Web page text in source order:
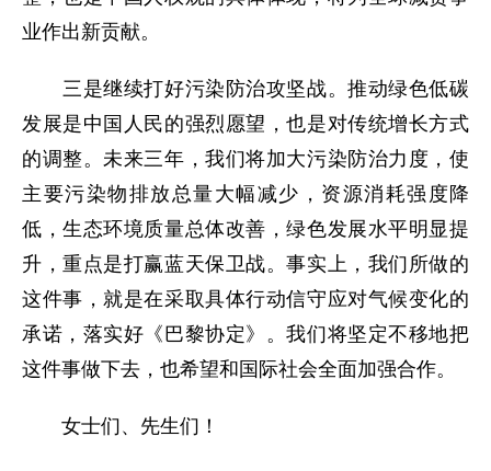
业作出新贡献。
三是继续打好污染防治攻坚战。推动绿色低碳
发展是中国人民的强烈愿望，也是对传统增长方式
的调整。未来三年，我们将加大污染防治力度，使
主要污染物排放总量大幅减少，资源消耗强度降
低，生态环境质量总体改善，绿色发展水平明显提
升，重点是打赢蓝天保卫战。事实上，我们所做的
这件事，就是在采取具体行动信守应对气候变化的
承诺，落实好《巴黎协定》。我们将坚定不移地把
这件事做下去，也希望和国际社会全面加强合作。
女士们、先生们！